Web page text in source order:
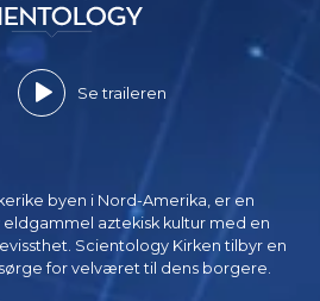
Se traileren
byen i Nord-Amerika, er en
aztekisk kultur med en
Scientology Kirken tilbyr en
for velværet til dens borgere.